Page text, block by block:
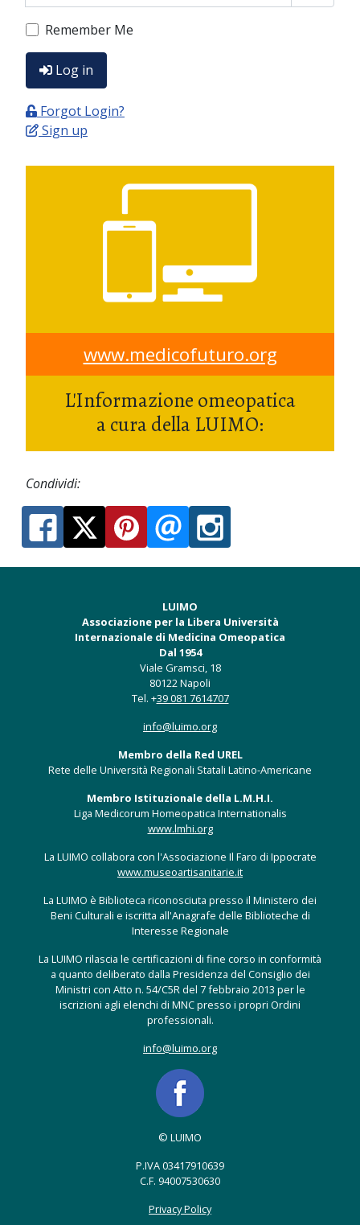
Show
Remember Me
Log in
Forgot Login?
Sign up
www.medicofuturo.org
L'Informazione omeopatica
a cura della LUIMO:
Condividi:
LUIMO
Associazione per la Libera Università
Internazionale di Medicina Omeopatica
Dal 1954
Viale Gramsci, 18
80122 Napoli
Tel. +39 081 7614707
info@luimo.org
Membro della Red UREL
Rete delle Università Regionali Statali Latino-Americane
Membro Istituzionale della L.M.H.I.
Liga Medicorum Homeopatica Internationalis
www.lmhi.org
La LUIMO collabora con l'Associazione Il Faro di Ippocrate
www.museoartisanitarie.it
La LUIMO è Biblioteca riconosciuta presso il Ministero dei
Beni Culturali e iscritta all'Anagrafe delle Biblioteche di
Interesse Regionale
La LUIMO rilascia le certificazioni di fine corso in conformità
a quanto deliberato dalla Presidenza del Consiglio dei
Ministri con Atto n. 54/C5R del 7 febbraio 2013 per le
iscrizioni agli elenchi di MNC presso i propri Ordini
professionali.
info@luimo.org
© LUIMO
P.IVA 03417910639
C.F. 94007530630
Privacy Policy